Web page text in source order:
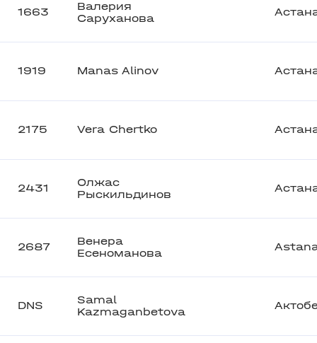
1663
Валерия
Саруханова
1919 Manas Alinov
2175 Vera Chertko
2431
Олжас
Рыскильдинов
2687
Венера
Есеноманова
DNS
Samal
Kazmaganbetova